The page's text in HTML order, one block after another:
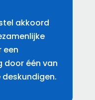
akkoord
een
door één van